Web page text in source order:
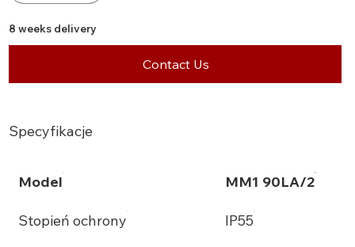
8 weeks delivery
Contact Us
Specyfikacje
Model MM1 90LA/2
Stopień ochrony IP55